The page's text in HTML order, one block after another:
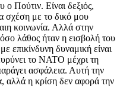
Πούτιν. Είναι δεξιός,
σχέση με το δικό μου
κοινωνία. Αλλά στην
λάθος ήταν η εισβολή του
επικίνδυνη δυναμική είναι
το ΝΑΤΟ μέχρι τη
ασφάλεια. Αυτή την
αλλά η κρίση δεν αφορά την